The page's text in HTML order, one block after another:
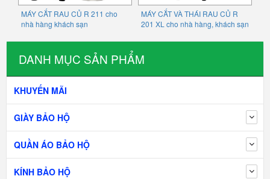
DANH MỤC SẢN PHẨM
KHUYẾN MÃI
GIÀY BẢO HỘ
QUẦN ÁO BẢO HỘ
KÍNH BẢO HỘ
MÁY CẮT RAU CỦ R 211 cho
nhà hàng khách sạn
MÁY CẮT VÀ THÁI RAU CỦ R
201 XL cho nhà hàng, khách sạn